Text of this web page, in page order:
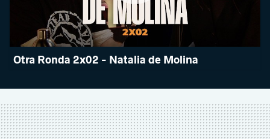
Otra Ronda 2x02 - Natalia de Molina